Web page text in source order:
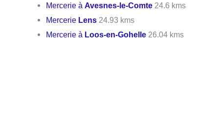
Mercerie àAvesnes-le-Comte 24.6 kms
Mercerie Lens 24.93 kms
Mercerie à Loos-en-Gohelle 26.04 kms